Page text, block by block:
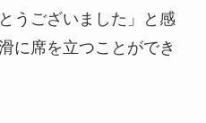
うございました」と感
に席を立つことができ